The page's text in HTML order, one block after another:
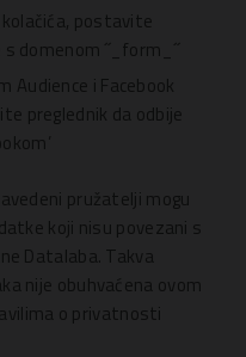
postavite
domenom ˝_form_˝
Audience i Facebook
preglednik da odbije
pružatelji mogu
koji nisu povezani s
Datalaba. Takva
nije obuhvaćena ovom
o privatnosti